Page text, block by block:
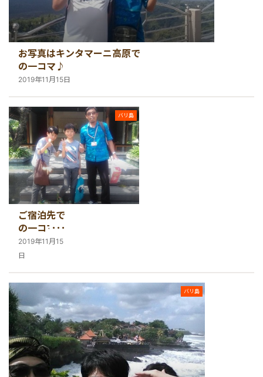
お写真はキンタマーニ高原で
の一コマ♪
2019年11月15日
バリ島
ご宿泊先で
の一コマ♪
2019年11月15
日
バリ島